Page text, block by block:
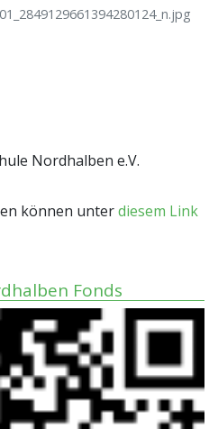
Nordhalben e.V.
können unterdiesem Link
Fonds